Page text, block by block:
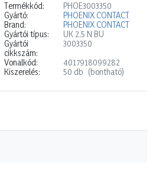
Termékkód:
PHOE3003350
Gyártó:
PHOENIX CONTACT
Brand:
PHOENIX CONTACT
Gyártói típus:
UK 2,5 N BU
Gyártói
cikkszám:
3003350
Vonalkód:
4017918099282
Kiszerelés:
50 db (bontható)